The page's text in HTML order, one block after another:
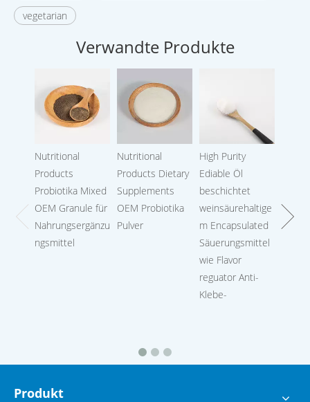
vegetarian
Verwandte Produkte
Nutritional
Products
Probiotika Mixed
OEM Granule für
Nahrungsergänzu
ngsmittel
Nutritional
Products Dietary
Supplements
OEM Probiotika
Pulver
High Purity
Ediable Öl
beschichtet
weinsäurehaltige
m Encapsulated
Säuerungsmittel
wie Flavor
reguator Anti-
Klebe-
Produkt